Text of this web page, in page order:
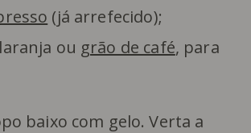
(já arrefecido);
ou grão de café, para
baixo com gelo. Verta a